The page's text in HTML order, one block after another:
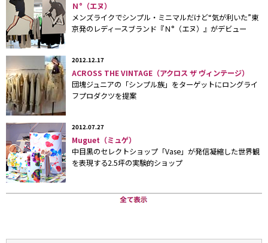
「途中でやめる」は、山下陽光さん（34歳）がデザイ
ンを手がけるリメイクブランド。山下さんは
ランドをスタートし、
の乱シランプリ」をオープンするが、服作りに専念する
ため 2011年 月末に閉店。これまでに、オンラインショッ
プ「パルコ・シティ
の期間限定ショップでの販売や、福岡パルコの「
month」に出店しており、好評だったことから、今回の出
店に至った。また、「PASS THE BATON
ン）表参道店」でも販売している。
Ｎ°（エヌ）
メンズライクでシンプル・ミニマルだけど“気が利いた”東
京発のレディースブランド『Ｎ°（エヌ）』がデビュー
2012.12.17
ACROSS THE VINTAGE（アクロス ザ ヴィンテージ）
団塊ジュニアの「シンプル族」をターゲットにロングライ
フプロダクツを提案
2012.07.27
Muguet（ミュゲ）
中目黒のセレクトショップ「Vase」が発信凝縮した世界観
を表現する2.5坪の実験的ショップ